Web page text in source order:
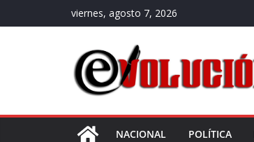
al
viernes, agosto 7, 2026
NACIONAL POLÍTICA